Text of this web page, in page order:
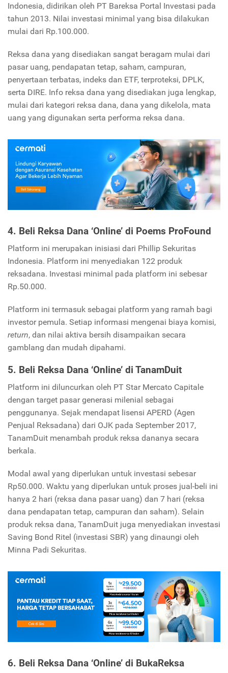
Indonesia, didirikan oleh PT Bareksa Portal Investasi pada
tahun 2013. Nilai investasi minimal yang bisa dilakukan
mulai dari Rp.100.000.
Reksa dana yang disediakan sangat beragam mulai dari
pasar uang, pendapatan tetap, saham, campuran,
penyertaan terbatas, indeks dan ETF, terproteksi, DPLK,
serta DIRE. Info reksa dana yang disediakan juga lengkap,
mulai dari kategori reksa dana, dana yang dikelola, mata
uang yang digunakan serta performa reksa dana.
4. Beli Reksa Dana ‘Online’ di Poems ProFound
Platform ini merupakan inisiasi dari Phillip Sekuritas
Indonesia. Platform ini menyediakan 122 produk
reksadana. Investasi minimal pada platform ini sebesar
Rp.50.000.
Platform ini termasuk sebagai platform yang ramah bagi
investor pemula. Setiap informasi mengenai biaya komisi,
return, dan nilai aktiva bersih disampaikan secara
gamblang dan mudah dipahami.
5. Beli Reksa Dana ‘Online’ di TanamDuit
Platform ini diluncurkan oleh PT Star Mercato Capitale
dengan target pasar generasi milenial sebagai
penggunanya. Sejak mendapat lisensi APERD (Agen
Penjual Reksadana) dari OJK pada September 2017,
TanamDuit menambah produk reksa dananya secara
berkala.
Modal awal yang diperlukan untuk investasi sebesar
Rp50.000. Waktu yang diperlukan untuk proses jual-beli ini
hanya 2 hari (reksa dana pasar uang) dan 7 hari (reksa
dana pendapatan tetap, campuran dan saham). Selain
produk reksa dana, TanamDuit juga menyediakan investasi
Saving Bond Ritel (investasi SBR) yang dinaungi oleh
Minna Padi Sekuritas.
6. Beli Reksa Dana ‘Online’ di BukaReksa